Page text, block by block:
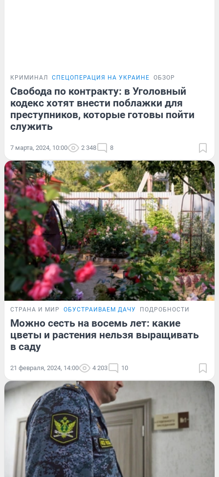
КРИМИНАЛ СПЕЦОПЕРАЦИЯ НА УКРАИНЕ ОБЗОР
Свобода по контракту: в Уголовный
кодекс хотят внести поблажки для
преступников, которые готовы пойти
служить
7 марта, 2024, 10:00 2 348 8
СТРАНА И МИР ОБУСТРАИВАЕМ ДАЧУ ПОДРОБНОСТИ
Можно сесть на восемь лет: какие
цветы и растения нельзя выращивать
в саду
21 февраля, 2024, 14:00 4 203 10